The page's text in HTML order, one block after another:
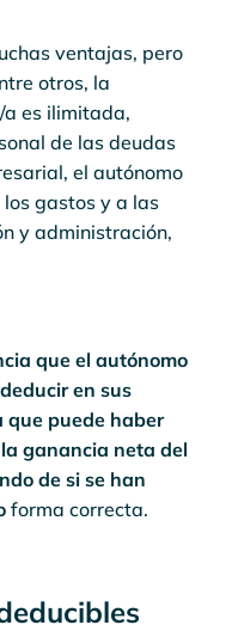
ventajas, pero
otros, la
es ilimitada,
de las deudas
el autónomo
gastos y a las
y administración,
que el autónomo
en sus
que puede haber
ganancia neta del
de si se han
forma correcta.